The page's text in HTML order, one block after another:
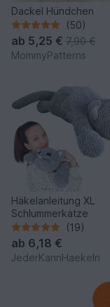
Dackel Hündchen
(50)
ab 5,25 € 7,90 €
MommyPatterns
Häkelanleitung XL
Schlummerkatze
(19)
ab 6,18 €
JederKannHaekeln